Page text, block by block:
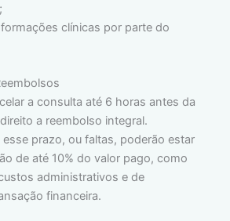
clínicas por parte do
a consulta até 6 horas antes da
a reembolso integral.
prazo, ou faltas, poderão estar
de até 10% do valor pago, como
administrativos e de
financeira.